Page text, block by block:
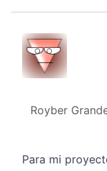
Royber
Para mi